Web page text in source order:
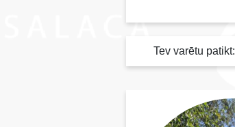
Tev varētu patikt: